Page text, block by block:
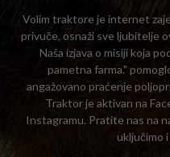
Volim traktore je internet
privuče, osnaži sve ljubitelje
Naša izjava o misiji koja
pametna farma."
angažovano praćenje
Traktor je aktivan na
Instagramu. Pratite nas na
uključimo